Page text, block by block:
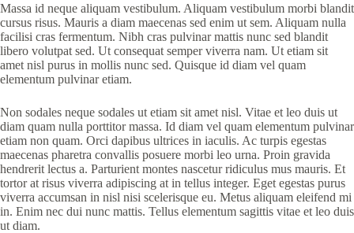
Massa id neque aliquam vestibulum. Aliquam vestibulum morbi blandit
cursus risus. Mauris a diam maecenas sed enim ut sem. Aliquam nulla
facilisi cras fermentum. Nibh cras pulvinar mattis nunc sed blandit
libero volutpat sed. Ut consequat semper viverra nam. Ut etiam sit
amet nisl purus in mollis nunc sed. Quisque id diam vel quam
elementum pulvinar etiam.
Non sodales neque sodales ut etiam sit amet nisl. Vitae et leo duis ut
diam quam nulla porttitor massa. Id diam vel quam elementum pulvinar
etiam non quam. Orci dapibus ultrices in iaculis. Ac turpis egestas
maecenas pharetra convallis posuere morbi leo urna. Proin gravida
hendrerit lectus a. Parturient montes nascetur ridiculus mus mauris. Et
tortor at risus viverra adipiscing at in tellus integer. Eget egestas purus
viverra accumsan in nisl nisi scelerisque eu. Metus aliquam eleifend mi
in. Enim nec dui nunc mattis. Tellus elementum sagittis vitae et leo duis
ut diam.